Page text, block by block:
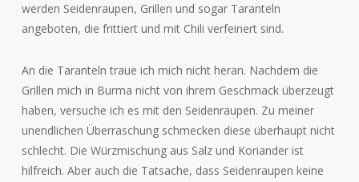
werden Seidenraupen, Grillen und sogar Taranteln
angeboten, die frittiert und mit Chili verfeinert sind.
An die Taranteln traue ich mich nicht heran. Nachdem die
Grillen mich in Burma nicht von ihrem Geschmack überzeugt
haben, versuche ich es mit den Seidenraupen. Zu meiner
unendlichen Überraschung schmecken diese überhaupt nicht
schlecht. Die Würzmischung aus Salz und Koriander ist
hilfreich. Aber auch die Tatsache, dass Seidenraupen keine